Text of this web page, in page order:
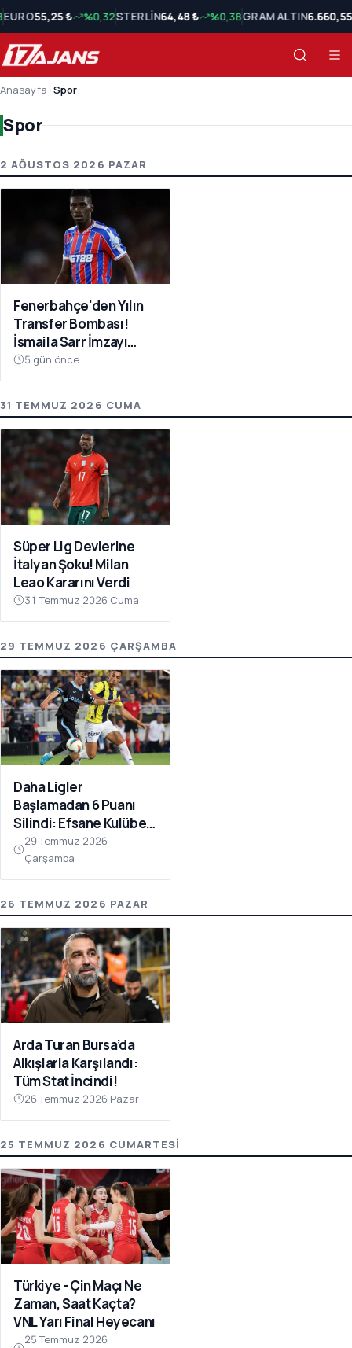
EURO55,25 ₺ %0,32STERLİN64,48 ₺ %0,38GRAM ALTIN
Anasayfa Spor
Spor
Spor Son Haberler
2 AĞUSTOS 2026 PAZAR
Fenerbahçe'den Yılın
Transfer Bombası!
İsmaila Sarr İmzayı
Atıyor
5 gün önce
31 TEMMUZ 2026 CUMA
Süper Lig Devlerine
İtalyan Şoku! Milan
Leao Kararını Verdi
31 Temmuz 2026 Cuma
29 TEMMUZ 2026 ÇARŞAMBA
Daha Ligler
Başlamadan 6 Puanı
Silindi: Efsane Kulübe
FIFA Darbesi!
29 Temmuz 2026
Çarşamba
26 TEMMUZ 2026 PAZAR
Arda Turan Bursa’da
Alkışlarla Karşılandı:
Tüm Stat İncindi!
26 Temmuz 2026 Pazar
25 TEMMUZ 2026 CUMARTESI
Türkiye - Çin Maçı Ne
Zaman, Saat Kaçta?
VNL Yarı Final Heyecanı
25 Temmuz 2026